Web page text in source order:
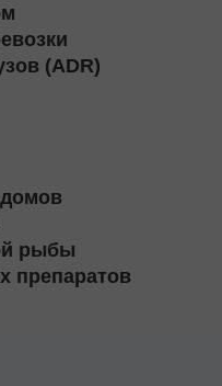
(ADR)
рыбы
препаратов